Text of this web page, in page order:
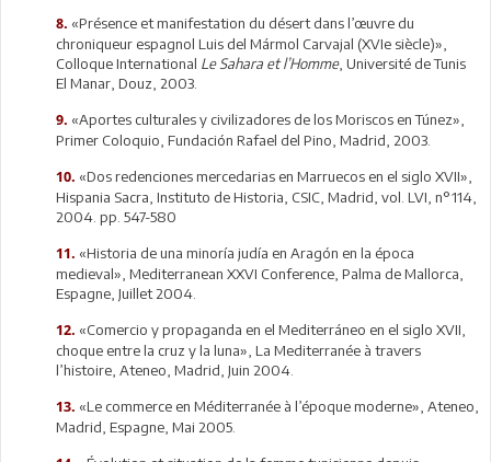
8. «Présence et manifestation du désert dans l’œuvre du
chroniqueur espagnol Luis del Mármol Carvajal (XVIe siècle)»,
Colloque International Le Sahara et l’Homme, Université de Tunis
El Manar, Douz, 2003.
9. «Aportes culturales y civilizadores de los Moriscos en Túnez»,
Primer Coloquio, Fundación Rafael del Pino, Madrid, 2003.
10. «Dos redenciones mercedarias en Marruecos en el siglo XVII»,
Hispania Sacra, Instituto de Historia, CSIC, Madrid, vol. LVI, n°114,
2004. pp. 547-580
11. «Historia de una minoría judía en Aragón en la época
medieval», Mediterranean XXVI Conference, Palma de Mallorca,
Espagne, Juillet 2004.
12. «Comercio y propaganda en el Mediterráneo en el siglo XVII,
choque entre la cruz y la luna», La Mediterranée à travers
l’histoire, Ateneo, Madrid, Juin 2004.
13. «Le commerce en Méditerranée à l’époque moderne», Ateneo,
Madrid, Espagne, Mai 2005.